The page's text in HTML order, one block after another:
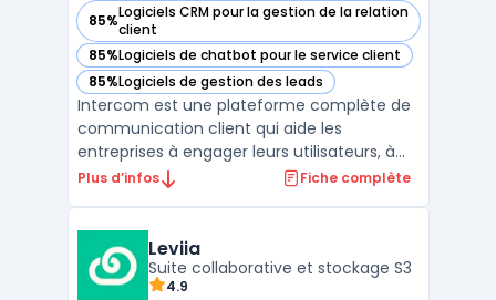
85%Logiciels CRM pour la gestion de la relation
client
— voir Intercom dans cette catégorie
85%Logiciels de chatbot pour le service client
— voir Intercom dans cette catégorie
85%Logiciels de gestion des leads
— voir Intercom dans cette catégorie
Intercom est une plateforme complète de
communication client qui aide les
entreprises à engager leurs utilisateurs, à
fournir un support client en temps réel, et à
messagerie d'entreprise, Intercom permet
aux équipes ...
Plus d’infos Fiche complète
Leviia
Suite collaborative et stockage S3
4.9